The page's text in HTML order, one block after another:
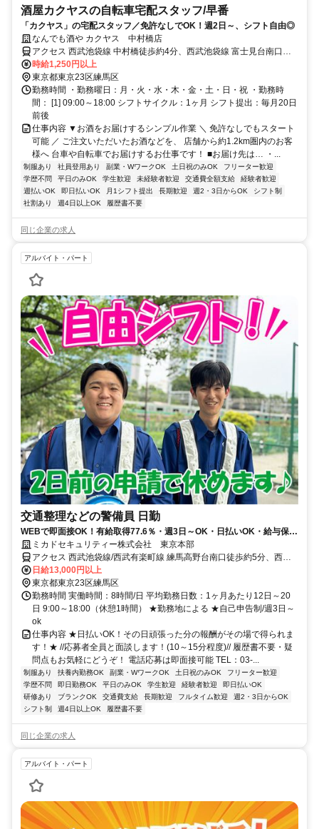
酒屋カクヤスの自転車宅配スタッフ/早番
「カクヤス」の宅配スタッフ／免許なしでOK！週2日～、シフト自由◎
なんでも酒や カクヤス 中村橋店
アクセス 西武池袋線 中村橋徒歩約4分、西武池袋線 富士見台南口徒
歩約14分、西武豊島線 豊島園〔西武線〕徒歩約15分 ※マイカー
（車・バイク）通勤不可
時給1,250円以上
東京都東京23区練馬区
勤務時間 ・勤務曜日：月・火・水・木・金・土・日・祝 ・勤務時
間： [1] 09:00～18:00 シフトサイクル：1ヶ月 シフト提出：毎月20日
前後
仕事内容 ▼お酒をお届けするシンプル作業 ＼ 免許なしでもスタート
可能 ／ ご注文いただいたお酒などを、 店舗から約1.2km圏内のお客
様へ 台車や自転車でお届けするお仕事です！ ■お届け先は… ・...
制服あり 社員登用あり 副業・WワークOK 土日祝のみOK
フリーター歓迎
学歴不問
平日のみOK 学生歓迎 未経験者歓迎 交通費全額支給
経験者歓迎
週払いOK
即日払いOK 月1シフト提出 長期歓迎 週2・3日からOK
シフト制
社割あり
週4日以上OK 履歴書不要
同じ企業の求人
アルバイト・パート
交通整理などの警備員 日勤
WEBで即面接OK！有給取得77.6％・週3日～OK・日払いOK・給与保証
有・履歴書不要
ミカドセキュリティー株式会社 東京本部
アクセス 西武池袋線/西武有楽町線 練馬高野台南口徒歩約5分、西武
池袋線/西武秩父線 富士見台北口徒歩約15分、西武池袋線/西武秩父線
石神井公園北口徒歩約18分
日給13,000円以上
東京都東京23区練馬区
勤務時間 実働時間：8時間/日 平均勤務日数：1ヶ月あたり12日～20
日 9:00～18:00（休憩1時間） ★勤務地による ★自己申告制/週3日～
ok
仕事内容 ★日払いOK！その日頑張った分の報酬がその場で得られま
す！★ //応募者全員と面談します！(10～15分程度)// 履歴書不要・疑
問点もお気軽にどうぞ！ 電話応募は即面接可能 TEL：03-...
制服あり 扶養内勤務OK 副業・WワークOK 土日祝のみOK
フリーター歓迎
学歴不問
即日勤務OK 平日のみOK 学生歓迎 経験者歓迎
即日払いOK
研修あり
ブランクOK 交通費支給 長期歓迎 フルタイム歓迎
週2・3日からOK
シフト制
週4日以上OK 履歴書不要
同じ企業の求人
アルバイト・パート